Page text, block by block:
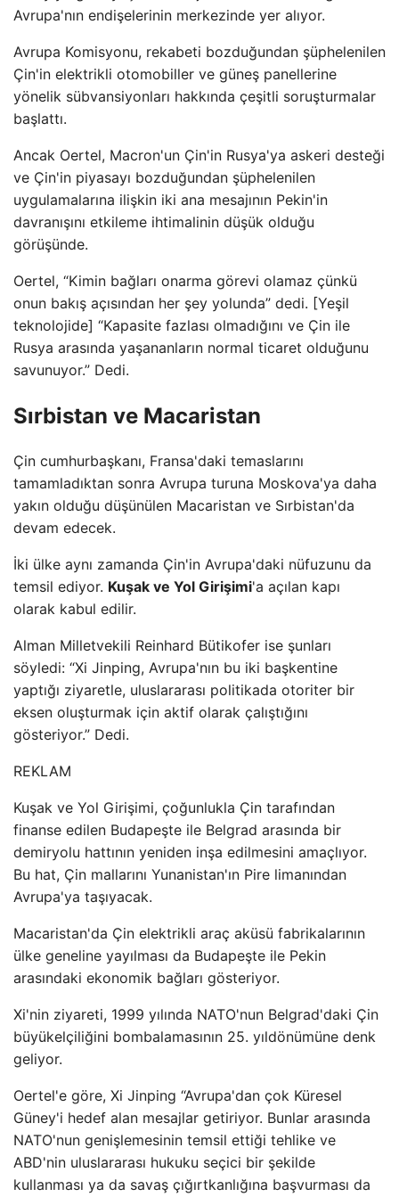
Avrupa'nın endişelerinin merkezinde yer alıyor.
Avrupa Komisyonu, rekabeti bozduğundan şüphelenilen
Çin'in elektrikli otomobiller ve güneş panellerine
yönelik sübvansiyonları hakkında çeşitli soruşturmalar
başlattı.
Ancak Oertel, Macron'un Çin'in Rusya'ya askeri desteği
ve Çin'in piyasayı bozduğundan şüphelenilen
uygulamalarına ilişkin iki ana mesajının Pekin'in
davranışını etkileme ihtimalinin düşük olduğu
görüşünde.
Oertel, “Kimin bağları onarma görevi olamaz çünkü
onun bakış açısından her şey yolunda” dedi. [Yeşil
teknolojide] “Kapasite fazlası olmadığını ve Çin ile
Rusya arasında yaşananların normal ticaret olduğunu
savunuyor.” Dedi.
Sırbistan ve Macaristan
Çin cumhurbaşkanı, Fransa'daki temaslarını
tamamladıktan sonra Avrupa turuna Moskova'ya daha
yakın olduğu düşünülen Macaristan ve Sırbistan'da
devam edecek.
İki ülke aynı zamanda Çin'in Avrupa'daki nüfuzunu da
temsil ediyor. Kuşak ve Yol Girişimi'a açılan kapı
olarak kabul edilir.
Alman Milletvekili Reinhard Bütikofer ise şunları
söyledi: “Xi Jinping, Avrupa'nın bu iki başkentine
yaptığı ziyaretle, uluslararası politikada otoriter bir
eksen oluşturmak için aktif olarak çalıştığını
gösteriyor.” Dedi.
REKLAM
Kuşak ve Yol Girişimi, çoğunlukla Çin tarafından
finanse edilen Budapeşte ile Belgrad arasında bir
demiryolu hattının yeniden inşa edilmesini amaçlıyor.
Bu hat, Çin mallarını Yunanistan'ın Pire limanından
Avrupa'ya taşıyacak.
Macaristan'da Çin elektrikli araç aküsü fabrikalarının
ülke geneline yayılması da Budapeşte ile Pekin
arasındaki ekonomik bağları gösteriyor.
Xi'nin ziyareti, 1999 yılında NATO'nun Belgrad'daki Çin
büyükelçiliğini bombalamasının 25. yıldönümüne denk
geliyor.
Oertel'e göre, Xi Jinping “Avrupa'dan çok Küresel
Güney'i hedef alan mesajlar getiriyor. Bunlar arasında
NATO'nun genişlemesinin temsil ettiği tehlike ve
ABD'nin uluslararası hukuku seçici bir şekilde
kullanması ya da savaş çığırtkanlığına başvurması da